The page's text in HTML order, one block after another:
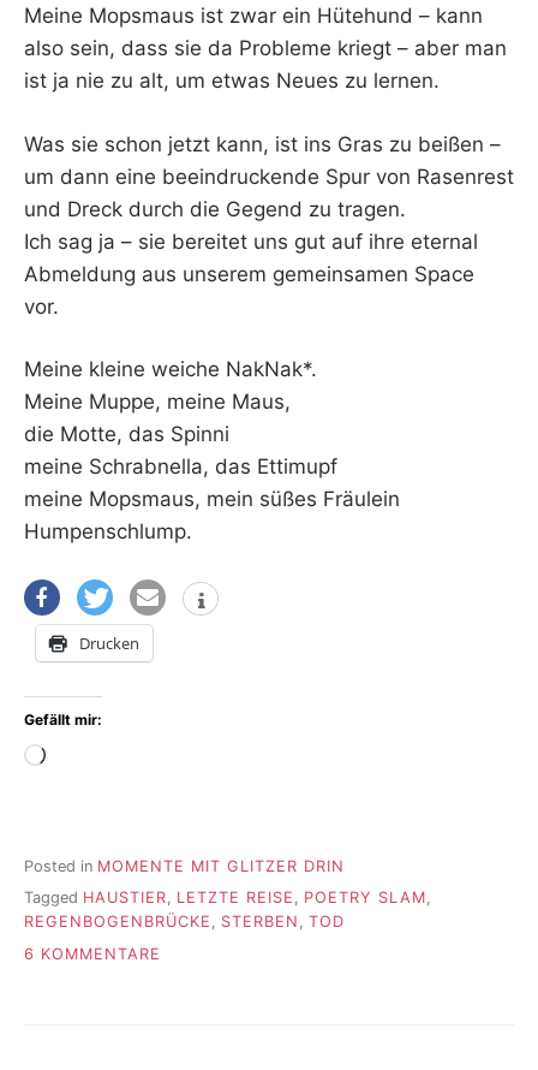
Meine Mopsmaus ist zwar ein Hütehund – kann
also sein, dass sie da Probleme kriegt – aber man
ist ja nie zu alt, um etwas Neues zu lernen.
Was sie schon jetzt kann, ist ins Gras zu beißen –
um dann eine beeindruckende Spur von Rasenrest
und Dreck durch die Gegend zu tragen.
Ich sag ja – sie bereitet uns gut auf ihre eternal
Abmeldung aus unserem gemeinsamen Space
vor.
Meine kleine weiche NakNak*.
Meine Muppe, meine Maus,
die Motte, das Spinni
meine Schrabnella, das Ettimupf
meine Mopsmaus, mein süßes Fräulein
Humpenschlump.
Drucken
Gefällt mir:
Wird
Posted in MOMENTE MIT GLITZER DRIN
Tagged HAUSTIER, LETZTE REISE , POETRY SLAM,
REGENBOGENBRÜCKE , STERBEN , TOD
6 KOMMENTARE